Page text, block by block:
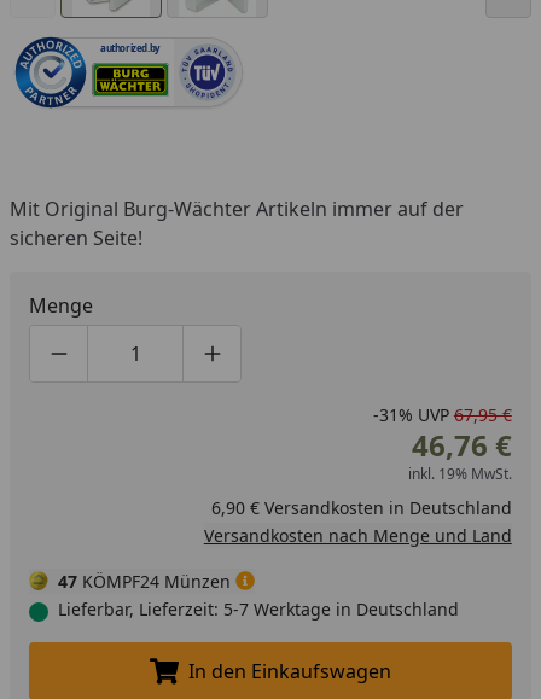
authorized.by
Mit Original Burg-Wächter Artikeln immer auf der
sicheren Seite!
Menge
Produktmenge um eins verringern
Produktmenge manuell eingeben
Produktmenge um eins erhöhen
-31% UVP 67,95 €
46,76 €
inkl. 19% MwSt.
6,90 € Versandkosten in Deutschland
Versandkosten nach Menge und Land
47 KÖMPF24 Münzen
Lieferbar, Lieferzeit: 5-7 Werktage in Deutschland
In den Einkaufswagen legen
In den Einkaufswagen